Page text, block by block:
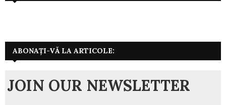
ABONAȚI-VĂ LA ARTICOLE:
JOIN OUR NEWSLETTER